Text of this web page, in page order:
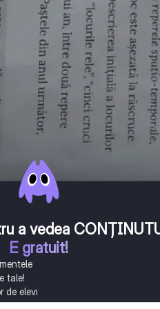
a vedea
E gratuit!
tale!
de elevi